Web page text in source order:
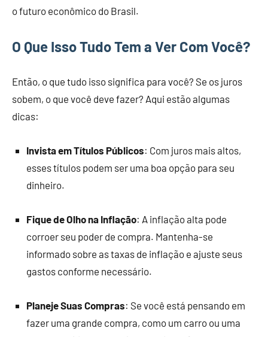
o futuro econômico do Brasil.
O Que Isso Tudo Tem a Ver Com Você?
Então, o que tudo isso significa para você? Se os juros
sobem, o que você deve fazer? Aqui estão algumas
dicas:
Invista em Títulos Públicos: Com juros mais altos,
esses títulos podem ser uma boa opção para seu
dinheiro.
Fique de Olho na Inflação: A inflação alta pode
corroer seu poder de compra. Mantenha-se
informado sobre as taxas de inflação e ajuste seus
gastos conforme necessário.
Planeje Suas Compras: Se você está pensando em
fazer uma grande compra, como um carro ou uma